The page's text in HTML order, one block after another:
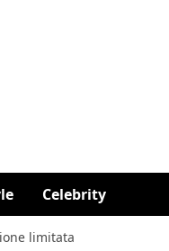
Celebrity
limitata